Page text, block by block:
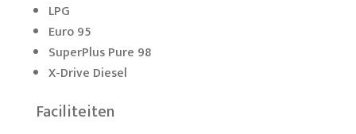
LPG
Euro 95
SuperPlus Pure 98
X-Drive Diesel
Faciliteiten